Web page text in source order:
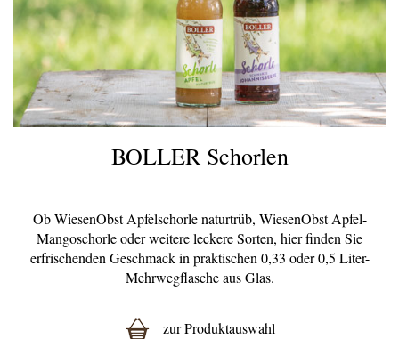
BOLLER Schorlen
Ob WiesenObst Apfelschorle naturtrüb, WiesenObst Apfel-
Mangoschorle oder weitere leckere Sorten, hier finden Sie
erfrischenden Geschmack in praktischen 0,33 oder 0,5 Liter-
Mehrwegflasche aus Glas.
zur Produktauswahl